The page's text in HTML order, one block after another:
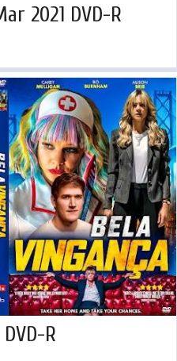
2021 DVD-R
R